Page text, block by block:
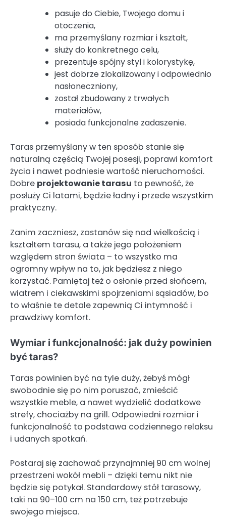
pasuje do Ciebie, Twojego domu i
otoczenia,
ma przemyślany rozmiar i kształt,
służy do konkretnego celu,
prezentuje spójny styl i kolorystykę,
jest dobrze zlokalizowany i odpowiednio
nasłoneczniony,
został zbudowany z trwałych
materiałów,
posiada funkcjonalne zadaszenie.
Taras przemyślany w ten sposób stanie się
naturalną częścią Twojej posesji, poprawi komfort
życia i nawet podniesie wartość nieruchomości.
Dobre projektowanie tarasu to pewność, że
posłuży Ci latami, będzie ładny i przede wszystkim
praktyczny.
Zanim zaczniesz, zastanów się nad wielkością i
kształtem tarasu, a także jego położeniem
względem stron świata – to wszystko ma
ogromny wpływ na to, jak będziesz z niego
korzystać. Pamiętaj też o osłonie przed słońcem,
wiatrem i ciekawskimi spojrzeniami sąsiadów, bo
to właśnie te detale zapewnią Ci intymność i
prawdziwy komfort.
Wymiar i funkcjonalność: jak duży powinien
być taras?
Taras powinien być na tyle duży, żebyś mógł
swobodnie się po nim poruszać, zmieścić
wszystkie meble, a nawet wydzielić dodatkowe
strefy, chociażby na grill. Odpowiedni rozmiar i
funkcjonalność to podstawa codziennego relaksu
i udanych spotkań.
Postaraj się zachować przynajmniej 90 cm wolnej
przestrzeni wokół mebli – dzięki temu nikt nie
będzie się potykał. Standardowy stół tarasowy,
taki na 90–100 cm na 150 cm, też potrzebuje
swojego miejsca.